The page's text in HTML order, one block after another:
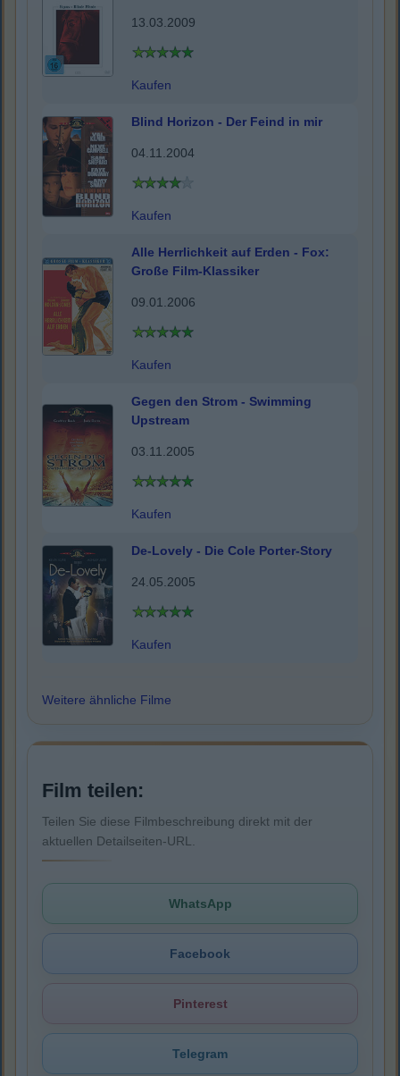
13.03.2009
Kaufen
Blind Horizon - Der Feind in mir
04.11.2004
Kaufen
Alle Herrlichkeit auf Erden - Fox:
Große Film-Klassiker
09.01.2006
Kaufen
Gegen den Strom - Swimming
Upstream
03.11.2005
Kaufen
De-Lovely - Die Cole Porter-Story
24.05.2005
Kaufen
Weitere ähnliche Filme
Film teilen:
Teilen Sie diese Filmbeschreibung direkt mit der
aktuellen Detailseiten-URL.
WhatsApp
Facebook
Pinterest
Telegram